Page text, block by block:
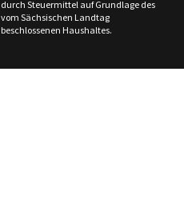
durch Steuermittel auf Grundlage des
vom Sächsischen Landtag
beschlossenen Haushaltes.